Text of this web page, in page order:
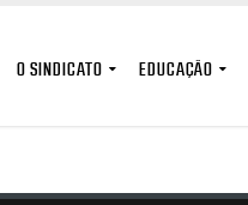
O SINDICATO EDUCAÇÃO